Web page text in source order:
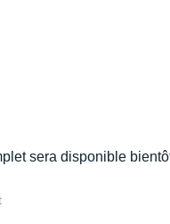
sera disponible